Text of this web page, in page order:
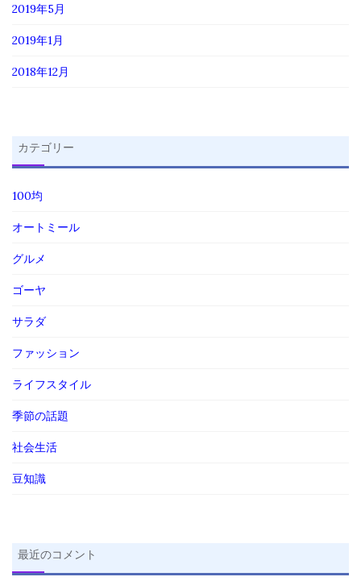
2019年5月
2019年1月
2018年12月
カテゴリー
100均
オートミール
グルメ
ゴーヤ
サラダ
ファッション
ライフスタイル
季節の話題
社会生活
豆知識
最近のコメント